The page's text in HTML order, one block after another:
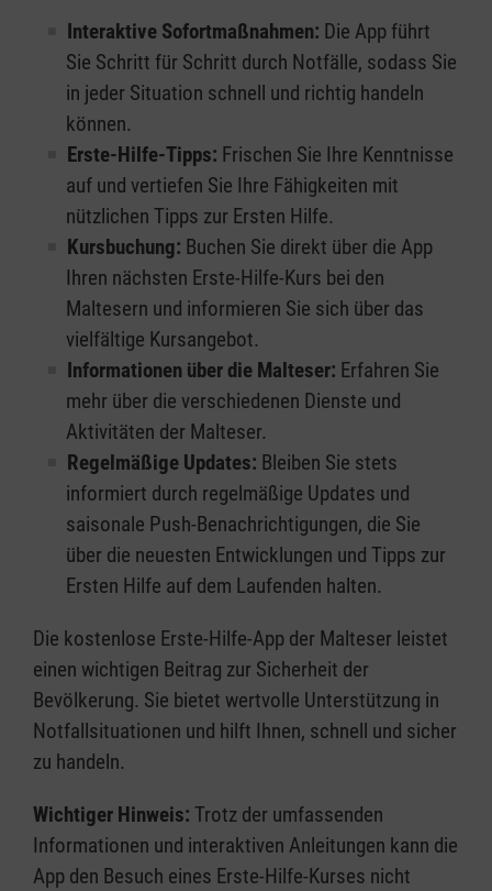
Interaktive Sofortmaßnahmen: Die App führt
Sie Schritt für Schritt durch Notfälle, sodass Sie
in jeder Situation schnell und richtig handeln
können.
Erste-Hilfe-Tipps: Frischen Sie Ihre Kenntnisse
auf und vertiefen Sie Ihre Fähigkeiten mit
nützlichen Tipps zur Ersten Hilfe.
Kursbuchung: Buchen Sie direkt über die App
Ihren nächsten Erste-Hilfe-Kurs bei den
Maltesern und informieren Sie sich über das
vielfältige Kursangebot.
Informationen über die Malteser: Erfahren Sie
mehr über die verschiedenen Dienste und
Aktivitäten der Malteser.
Regelmäßige Updates: Bleiben Sie stets
informiert durch regelmäßige Updates und
saisonale Push-Benachrichtigungen, die Sie
über die neuesten Entwicklungen und Tipps zur
Ersten Hilfe auf dem Laufenden halten.
Die kostenlose Erste-Hilfe-App der Malteser leistet
einen wichtigen Beitrag zur Sicherheit der
Bevölkerung. Sie bietet wertvolle Unterstützung in
Notfallsituationen und hilft Ihnen, schnell und sicher
zu handeln.
Wichtiger Hinweis: Trotz der umfassenden
Informationen und interaktiven Anleitungen kann die
App den Besuch eines Erste-Hilfe-Kurses nicht